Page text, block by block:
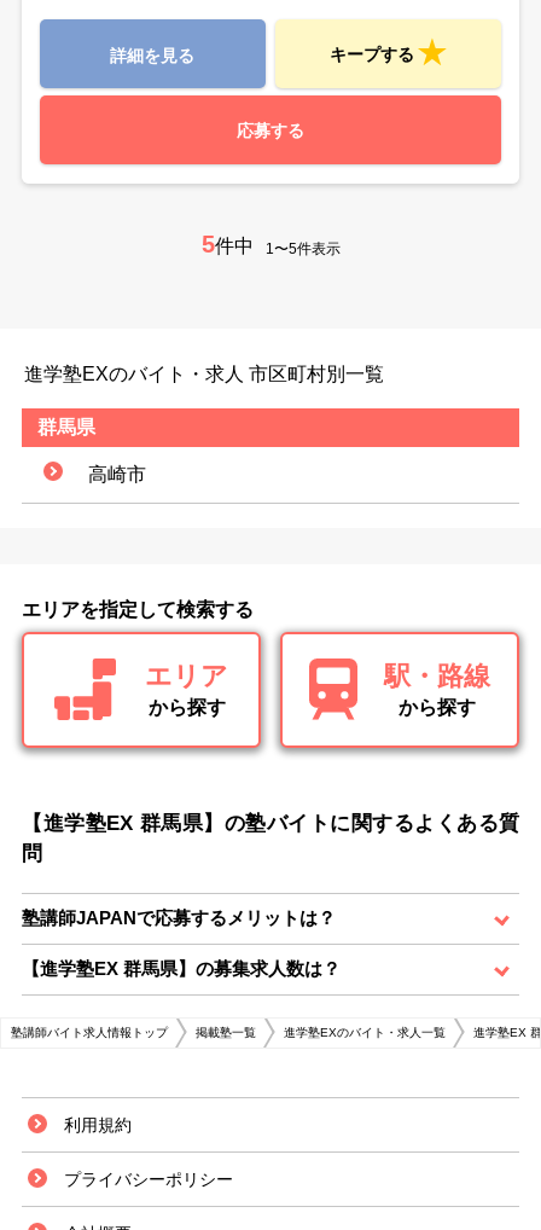
詳細を見る キープする
応募する
5件中 1〜5件表示
進学塾EXのバイト・求人 市区町村別一覧
群馬県
高崎市
エリアを指定して検索する
エリア
から探す
駅・路線
から探す
【進学塾EX 群馬県】の塾バイトに関するよくある質
問
塾講師JAPANで応募するメリットは？
【進学塾EX 群馬県】の募集求人数は？
塾講師バイト求人情報トップ 掲載塾一覧 進学塾EXのバイト・求人一覧 進学塾EX
利用規約
プライバシーポリシー